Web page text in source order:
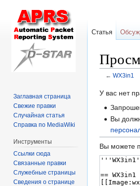
← WX3in1
Перейти
Перейти
У вас нет
Вы
Вы можете
Статья
Заглавная страница
Свежие правки
Случайная статья
Справка по MediaWiki
Инструменты
Ссылки сюда
Связанные правки
Служебные страницы
Сведения о странице